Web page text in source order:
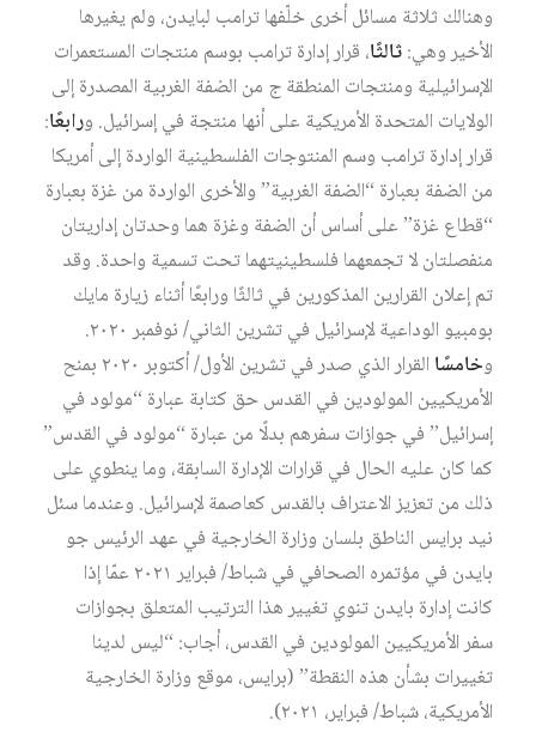
وهنالك ثلاثة مسائل أخرى خلّفها ترامب لبايدن، ولم يغيرها
الأخير وهي:ثالثًا، قرار إدارة ترامب بوسم منتجات المستعمرات
الإسرائيلية ومنتجات المنطقة ج من الضفة الغربية المصدرة إلى
الولايات المتحدة الأمريكية على أنها منتجة في إسرائيل. ورابعًا:
قرار إدارة ترامب وسم المنتوجات الفلسطينية الواردة إلى أمريكا
من الضفة بعبارة “الضفة الغربية” والأخرى الواردة من غزة بعبارة
“قطاع غزة” على أساس أن الضفة وغزة هما وحدتان إداريتان
منفصلتان لا تجمعهما فلسطينيتهما تحت تسمية واحدة. وقد
تم إعلان القرارين المذكورين في ثالثًا ورابعًا أثناء زيارة مايك
بومبيو الوداعية لإسرائيل في تشرين الثاني/ نوفمبر ٢٠٢٠.
وخامسًا
القرار الذي صدر في تشرين الأول/ أكتوبر ٢٠٢٠ بمنح
الأمريكيين المولودين في القدس حق كتابة عبارة “مولود في
إسرائيل” في جوازات سفرهم بدلًا من عبارة “مولود في القدس”
كما كان عليه الحال في قرارات الإدارة السابقة، وما ينطوي على
ذلك من تعزيز الاعتراف بالقدس كعاصمة لإسرائيل. وعندما سئل
نيد برايس الناطق بلسان وزارة الخارجية في عهد الرئيس جو
بايدن في مؤتمره الصحافي في شباط/ فبراير ٢٠٢١ عمّا إذا
كانت إدارة بايدن تنوي تغيير هذا الترتيب المتعلق بجوازات
سفر الأمريكيين المولودين في القدس، أجاب: “ليس لدينا
تغييرات بشأن هذه النقطة” (برايس، موقع وزارة الخارجية
الأمريكية، شباط/ فبراير، ٢٠٢١).